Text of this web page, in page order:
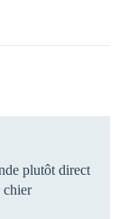
plutôt direct
chier